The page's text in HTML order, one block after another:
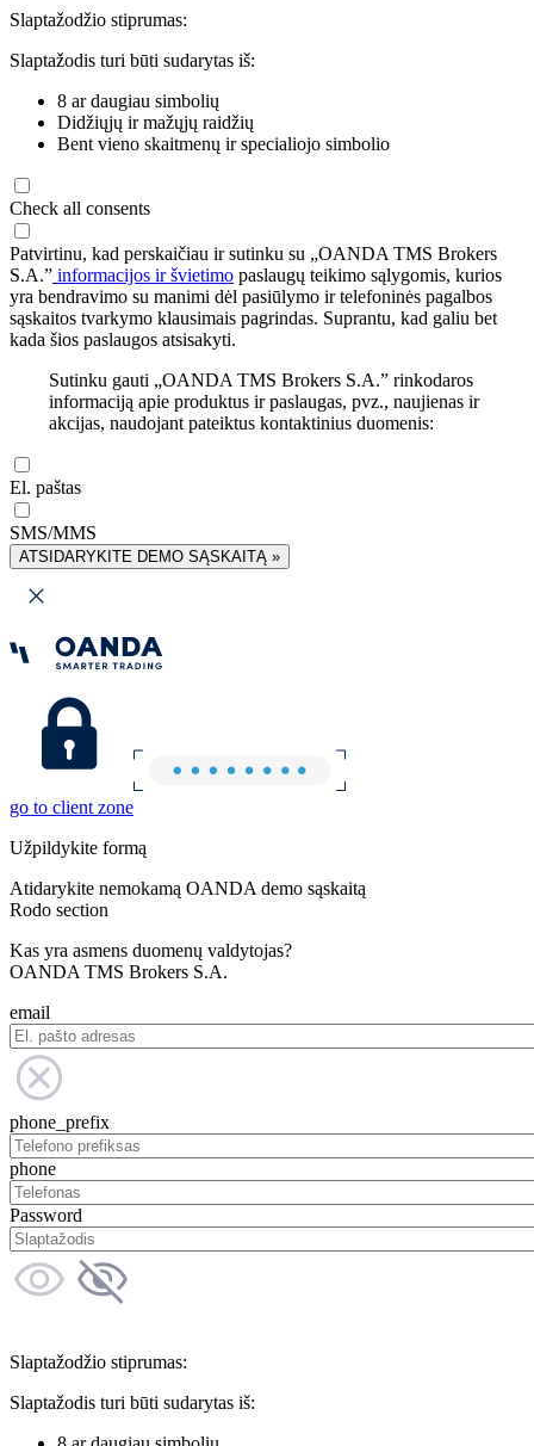
Slaptažodžio stiprumas:
Slaptažodis turi būti sudarytas iš:
8 ar daugiau simbolių
Didžiųjų ir mažųjų raidžių
Bent vieno skaitmenų ir specialiojo simbolio
Check all consents
Patvirtinu, kad perskaičiau ir sutinku su „OANDA TMS Brokers
S.A.” informacijos ir švietimo paslaugų teikimo sąlygomis, kurios
yra bendravimo su manimi dėl pasiūlymo ir telefoninės pagalbos
sąskaitos tvarkymo klausimais pagrindas. Suprantu, kad galiu bet
kada šios paslaugos atsisakyti.
Sutinku gauti „OANDA TMS Brokers S.A.” rinkodaros
informaciją apie produktus ir paslaugas, pvz., naujienas ir
akcijas, naudojant pateiktus kontaktinius duomenis:
El. paštas
SMS/MMS
ATSIDARYKITE DEMO SĄSKAITĄ »
go to client zone
Užpildykite formą
Atidarykite nemokamą OANDA demo sąskaitą
Rodo section
Kas yra asmens duomenų valdytojas?
OANDA TMS Brokers S.A.
email
phone_prefix
phone
Password
Slaptažodžio stiprumas:
Slaptažodis turi būti sudarytas iš: